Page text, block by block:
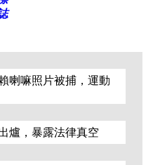
喇嘛照片被捕，運動
爐，暴露法律真空